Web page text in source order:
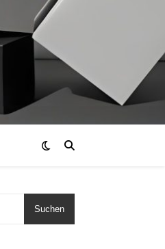
Suchen